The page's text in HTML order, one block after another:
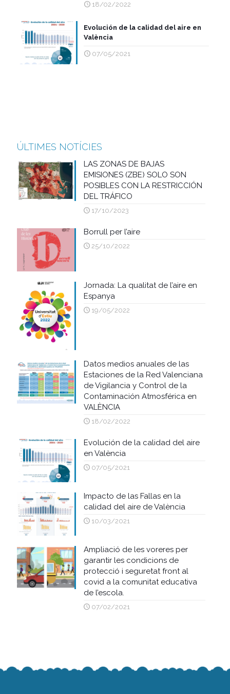
18/02/2022
Evolución de la calidad del aire en
València
07/05/2021
ÚLTIMES NOTÍCIES
LAS ZONAS DE BAJAS
EMISIONES (ZBE) SOLO SON
POSIBLES CON LA RESTRICCIÓN
DEL TRÁFICO
17/10/2023
Borrull per l’aire
25/10/2022
Jornada: La qualitat de l’aire en
Espanya
19/05/2022
Datos medios anuales de las
Estaciones de la Red Valenciana
de Vigilancia y Control de la
Contaminación Atmosférica en
VALÈNCIA
18/02/2022
Evolución de la calidad del aire
en València
07/05/2021
Impacto de las Fallas en la
calidad del aire de València
10/03/2021
Ampliació de les voreres per
garantir les condicions de
protecció i seguretat front al
covid a la comunitat educativa
de l’escola.
07/02/2021